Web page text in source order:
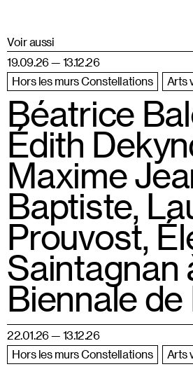
Voir aussi
19.09.26 — 13.12.26
Hors les murs Constellations
Arts
Béatrice
Édith
Maxime
Baptiste,
Prouvost,
Saintagnan
Biennale de
22.01.26 — 13.12.26
Hors les murs Constellations
Arts